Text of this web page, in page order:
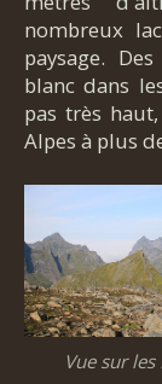
nombreux
paysage.
blanc dans
pas très
Alpes à plus
Vue sur